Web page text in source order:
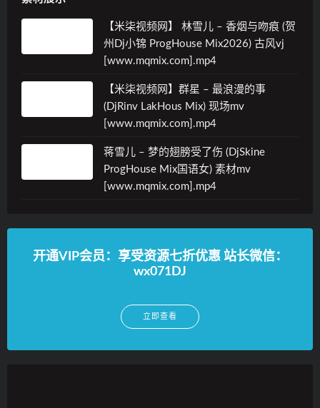
【米柒视频网】 林雪儿 – 香烟与吻痕 (贺
州Dj小锦 ProgHouse Mix2026) 古风vj
[www.mqmix.com].mp4
【米柒视频网】群星 – 最浪漫的事
(DjRinv LakHous Mix) 现场mv
[www.mqmix.com].mp4
蒋雪儿 – 梦的翅膀受了伤 (DjSkine
ProgHouse Mix国语女) 素材mv
[www.mqmix.com].mp4
开通VIP会员：享受资源七折优惠 站长微信：
wx071DJ
立即查看